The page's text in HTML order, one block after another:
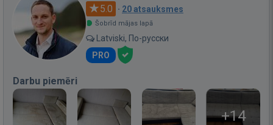
5.0 · 20 atsauksmes
Šobrīd mājas lapā
Latviski, По-русски
PRO
Darbu piemēri
+14